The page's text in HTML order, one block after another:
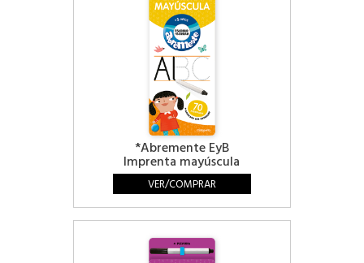
*Abremente EyB
Imprenta mayúscula
VER/COMPRAR